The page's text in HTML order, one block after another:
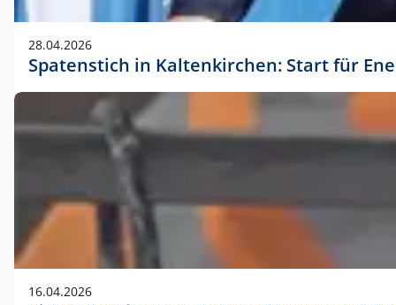
28.04.2026
Spatenstich in Kaltenkirchen: Start für
16.04.2026